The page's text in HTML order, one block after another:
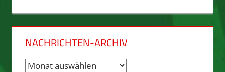
NACHRICHTEN-ARCHIV
Nachrichten-